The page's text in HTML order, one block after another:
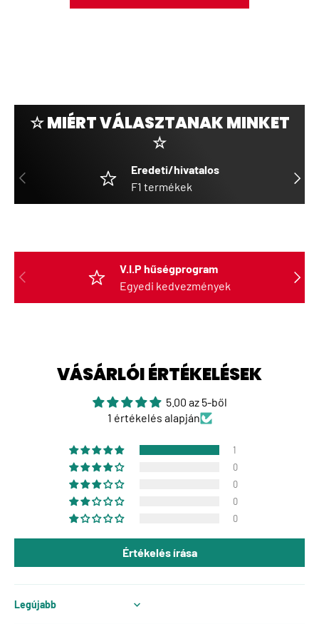
☆ MIÉRT VÁLASZTANAK MINKET
☆
ELŐZŐ
Eredeti/hivatalos
F1 termékek
ELŐZŐ
V.I.P hűségprogram
Egyedi kedvezmények
VÁSÁRLÓI ÉRTÉKELÉSEK
5.00 az 5-ből
1 értékelés alapján
1
0
0
0
0
Értékelés írása
Sort by